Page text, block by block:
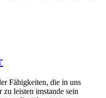
Fähigkeiten, die in uns
leisten imstande sein